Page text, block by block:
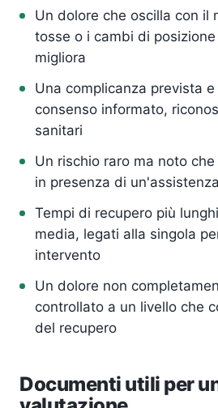
Un dolore che oscilla con il
tosse o i cambi di
migliora
Una complicanza prevista
consenso informato,
sanitari
Un rischio raro ma noto
in presenza di
Tempi di recupero più
media, legati alla singola
intervento
Un dolore non
controllato a un livello che
del recupero
Documenti utili per